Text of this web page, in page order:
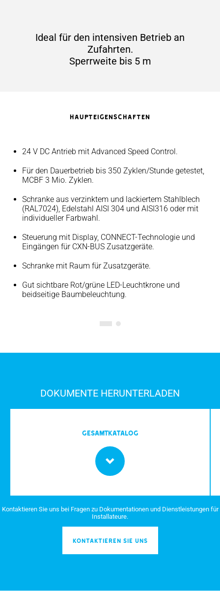
Ideal für den intensiven Betrieb an
Zufahrten.
Sperrweite bis 5 m
HAUPTEIGENSCHAFTEN
24 V DC Antrieb mit Advanced Speed Control.
Für den Dauerbetrieb bis 350 Zyklen/Stunde getestet,
MCBF 3 Mio. Zyklen.
Schranke aus verzinktem und lackiertem Stahlblech
(RAL7024), Edelstahl AISI 304 und AISI316 oder mit
individueller Farbwahl.
Steuerung mit Display, CONNECT-Technologie und
Eingängen für CXN-BUS Zusatzgeräte.
Schranke mit Raum für Zusatzgeräte.
Gut sichtbare Rot/grüne LED-Leuchtkrone und
beidseitige Baumbeleuchtung.
DOKUMENTE HERUNTERLADEN
Gesamtkatalog
Kontaktieren Sie uns bei Fragen zu Dokumentationen und Dienstleistungen für
Installateure.
KONTAKTIEREN SIE UNS